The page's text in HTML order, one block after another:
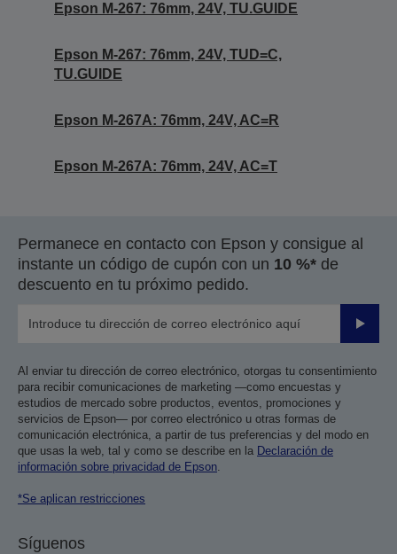
Epson M-267: 76mm, 24V, TU.GUIDE
Epson M-267: 76mm, 24V, TUD=C,
TU.GUIDE
Epson M-267A: 76mm, 24V, AC=R
Epson M-267A: 76mm, 24V, AC=T
Permanece en contacto con Epson y consigue al
instante un código de cupón con un 10 %* de
descuento en tu próximo pedido.
Enviar
Al enviar tu dirección de correo electrónico, otorgas tu consentimiento
para recibir comunicaciones de marketing —como encuestas y
estudios de mercado sobre productos, eventos, promociones y
servicios de Epson— por correo electrónico u otras formas de
comunicación electrónica, a partir de tus preferencias y del modo en
que usas la web, tal y como se describe en la Declaración de
información sobre privacidad de Epson.
*Se aplican restricciones
Síguenos